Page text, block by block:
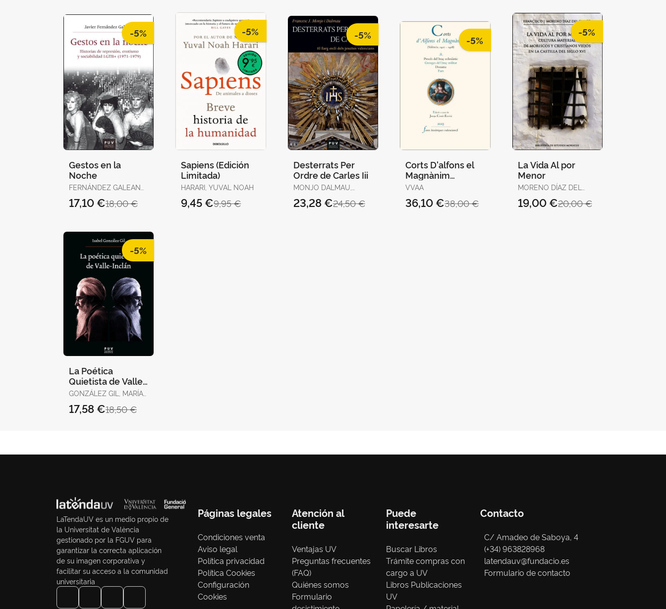
-5%
Gestos en la
Noche
FERNÁNDEZ GALEANO,
18,00 €
17,10 €
-5%
Sapiens (Edición
Limitada)
HARARI, YUVAL NOAH
9,95 €
9,45 €
-5%
Desterrats Per
Ordre de Carles Iii
MONJO DALMAU,
24,50 €
23,28 €
-5%
Corts D'alfons el
Magnànim
(València, 1417-
VVAA
38,00 €
36,10 €
-5%
La Vida Al por
Menor
MORENO DÍAZ DEL
20,00 €
19,00 €
-5%
La Poética
Quietista de Valle-
Inclán
GONZÁLEZ GIL, MARÍA
18,50 €
17,58 €
LaTendaUV es un medio propio de
la Universitat de València
gestionado por la FGUV para
garantizar la correcta aplicación
de su imagen corporativa y
facilitar su acceso a la comunidad
universitaria
Páginas legales
Condiciones venta
Aviso legal
Política privacidad
Política Cookies
Configuración
Cookies
Atención al
cliente
Ventajas UV
Preguntas frecuentes
(FAQ)
Quiénes somos
Formulario
Puede
interesarte
Buscar Libros
Trámite compras con
cargo a UV
Libros Publicaciones
UV
Contacto
C/ Amadeo de Saboya, 4
(+34) 963828968
latendauv@fundacio.es
Formulario de contacto